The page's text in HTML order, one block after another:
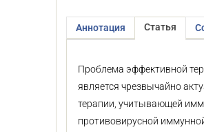
Аннотация Статья
Проблема эффективной
является чрезвычайно
терапии, учитывающей
противовирусной